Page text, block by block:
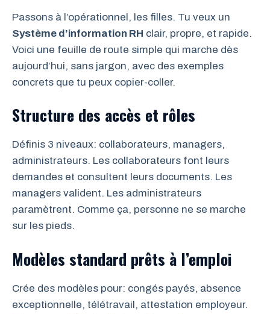
Passons à l’opérationnel, les filles. Tu veux un
Système d’information RH clair, propre, et rapide.
Voici une feuille de route simple qui marche dès
aujourd’hui, sans jargon, avec des exemples
concrets que tu peux copier-coller.
Structure des accès et rôles
Définis 3 niveaux: collaborateurs, managers,
administrateurs. Les collaborateurs font leurs
demandes et consultent leurs documents. Les
managers valident. Les administrateurs
paramètrent. Comme ça, personne ne se marche
sur les pieds.
Modèles standard prêts à l’emploi
Crée des modèles pour: congés payés, absence
exceptionnelle, télétravail, attestation employeur.